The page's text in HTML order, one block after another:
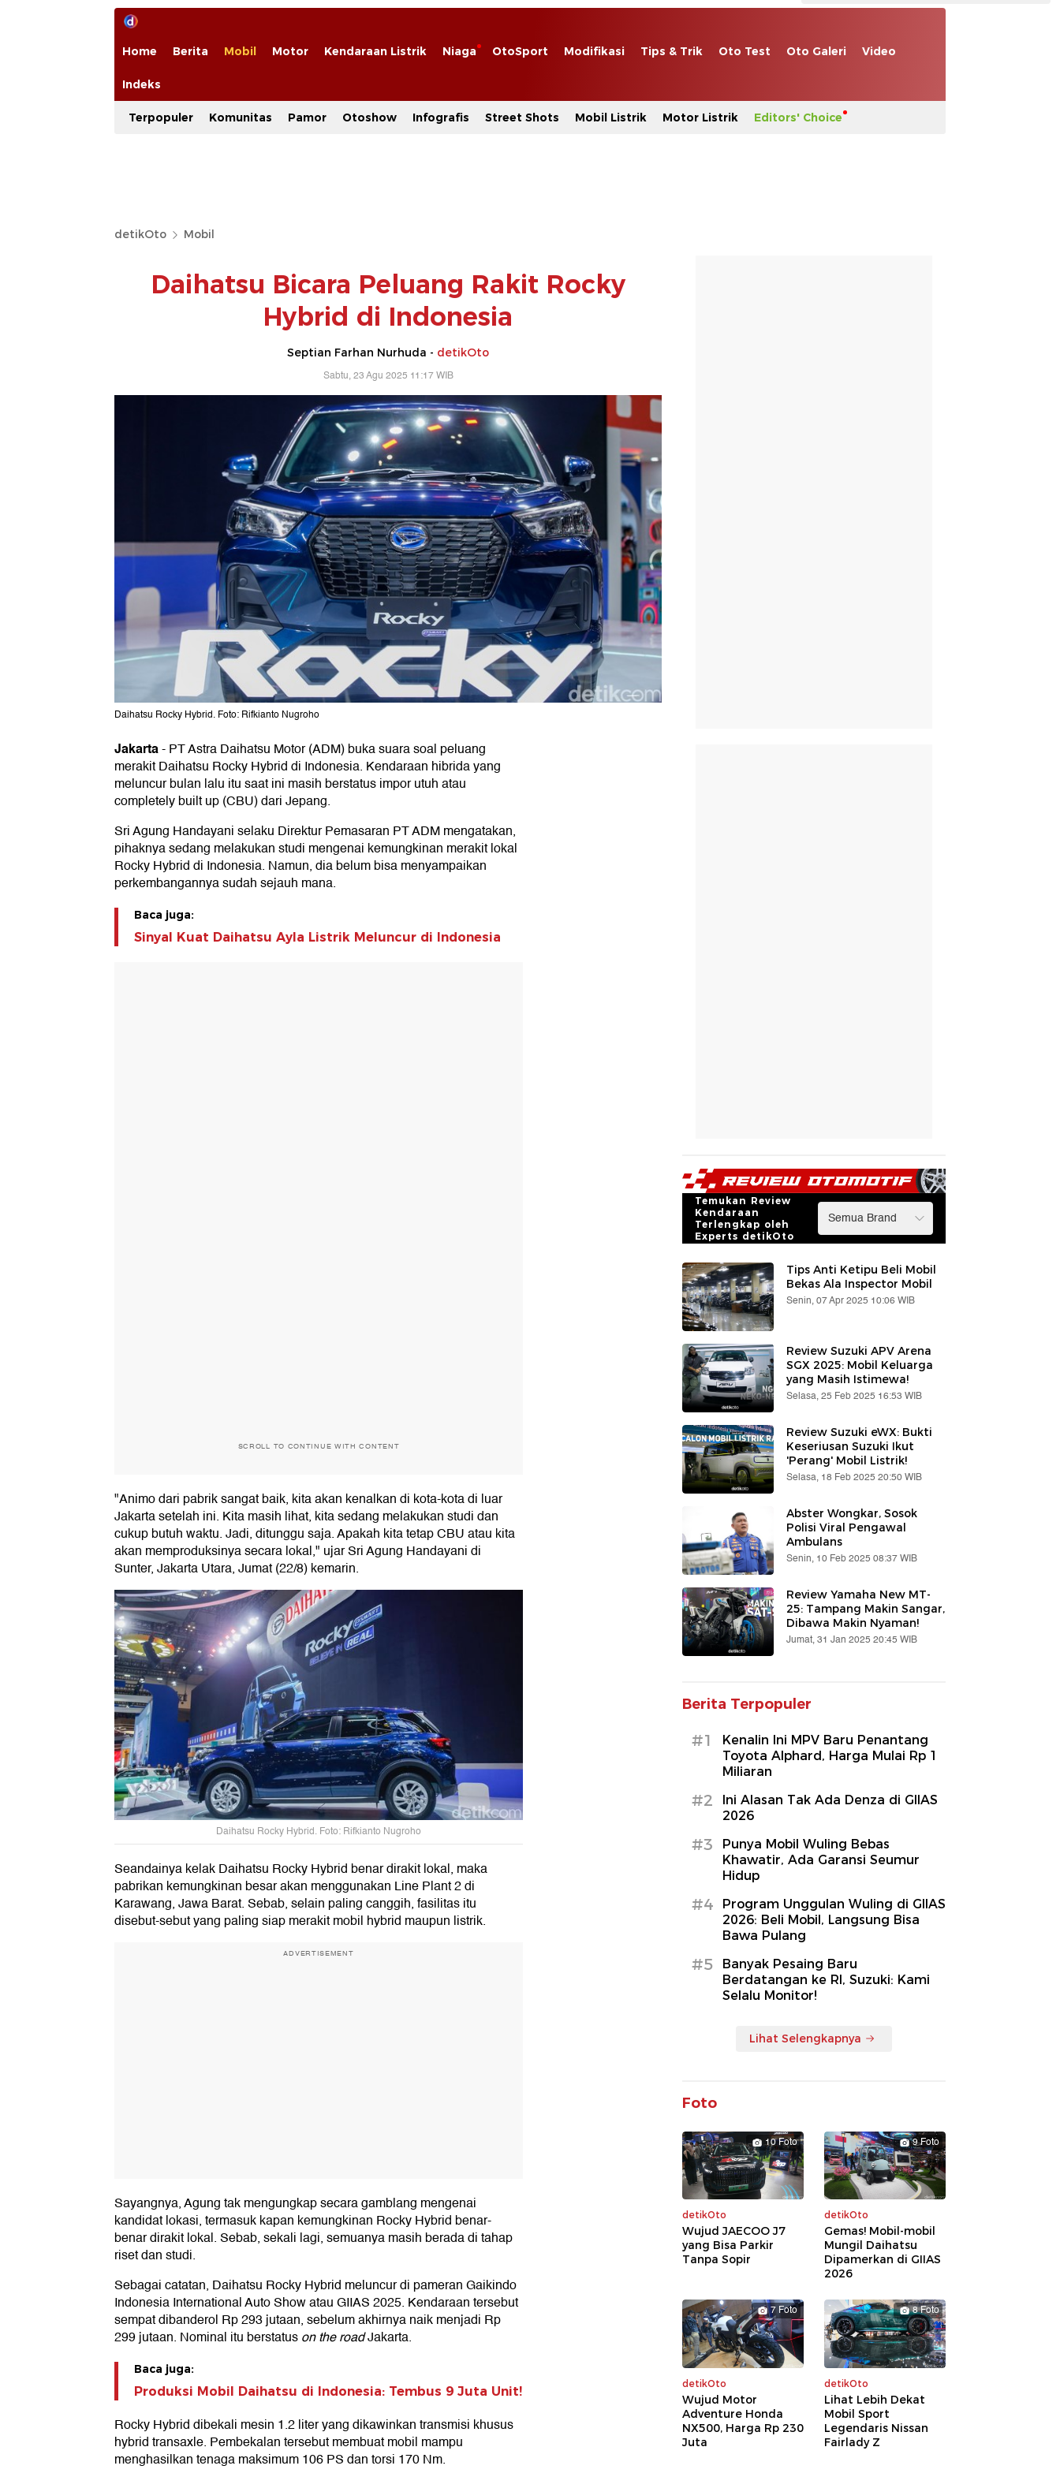
Home Berita Mobil Motor Kendaraan Listrik Niaga OtoSport Modifikasi Tips & Trik Oto Test Oto Galeri Video
Indeks
Terpopuler Komunitas Pamor Otoshow Infografis Street Shots Mobil Listrik Motor Listrik Editors' Choice
detikOto Mobil
Daihatsu Bicara Peluang Rakit Rocky
Hybrid di Indonesia
Septian Farhan Nurhuda - detikOto
Sabtu, 23 Agu 2025 11:17 WIB
Daihatsu Rocky Hybrid. Foto: Rifkianto Nugroho
Jakarta-PT Astra Daihatsu Motor (ADM) buka suara soal peluang
merakit Daihatsu Rocky Hybrid di Indonesia. Kendaraan hibrida yang
meluncur bulan lalu itu saat ini masih berstatus impor utuh atau
completely built up (CBU) dari Jepang.
Sri Agung Handayani selaku Direktur Pemasaran PT ADM mengatakan,
pihaknya sedang melakukan studi mengenai kemungkinan merakit lokal
Rocky Hybrid di Indonesia. Namun, dia belum bisa menyampaikan
perkembangannya sudah sejauh mana.
Baca juga:
Sinyal Kuat Daihatsu Ayla Listrik Meluncur di Indonesia
SCROLL TO CONTINUE WITH CONTENT
"Animo dari pabrik sangat baik, kita akan kenalkan di kota-kota di luar
Jakarta setelah ini. Kita masih lihat, kita sedang melakukan studi dan
cukup butuh waktu. Jadi, ditunggu saja. Apakah kita tetap CBU atau kita
akan memproduksinya secara lokal," ujar Sri Agung Handayani di
Sunter, Jakarta Utara, Jumat (22/8) kemarin.
Daihatsu Rocky Hybrid. Foto: Rifkianto Nugroho
Seandainya kelak Daihatsu Rocky Hybrid benar dirakit lokal, maka
pabrikan kemungkinan besar akan menggunakan Line Plant 2 di
Karawang, Jawa Barat. Sebab, selain paling canggih, fasilitas itu
disebut-sebut yang paling siap merakit mobil hybrid maupun listrik.
ADVERTISEMENT
Sayangnya, Agung tak mengungkap secara gamblang mengenai
kandidat lokasi, termasuk kapan kemungkinan Rocky Hybrid benar-
benar dirakit lokal. Sebab, sekali lagi, semuanya masih berada di tahap
riset dan studi.
Sebagai catatan, Daihatsu Rocky Hybrid meluncur di pameran Gaikindo
Indonesia International Auto Show atau GIIAS 2025. Kendaraan tersebut
sempat dibanderol Rp 293 jutaan, sebelum akhirnya naik menjadi Rp
299 jutaan. Nominal itu berstatuson the roadJakarta.
Baca juga:
Produksi Mobil Daihatsu di Indonesia: Tembus 9 Juta Unit!
Rocky Hybrid dibekali mesin 1.2 liter yang dikawinkan transmisi khusus
hybrid transaxle. Pembekalan tersebut membuat mobil mampu
menghasilkan tenaga maksimum 106 PS dan torsi 170 Nm.
Temukan Review
Kendaraan
Terlengkap oleh
Experts detikOto
Tips Anti Ketipu Beli Mobil
Bekas Ala Inspector Mobil
Senin, 07 Apr 2025 10:06 WIB
Review Suzuki APV Arena
SGX 2025: Mobil Keluarga
yang Masih Istimewa!
Selasa, 25 Feb 2025 16:53 WIB
Review Suzuki eWX: Bukti
Keseriusan Suzuki Ikut
'Perang' Mobil Listrik!
Selasa, 18 Feb 2025 20:50 WIB
Abster Wongkar, Sosok
Polisi Viral Pengawal
Ambulans
Senin, 10 Feb 2025 08:37 WIB
Review Yamaha New MT-
25: Tampang Makin Sangar,
Dibawa Makin Nyaman!
Jumat, 31 Jan 2025 20:45 WIB
Berita Terpopuler
#1
Kenalin Ini MPV Baru Penantang
Toyota Alphard, Harga Mulai Rp 1
Miliaran
#2
Ini Alasan Tak Ada Denza di GIIAS
2026
#3
Punya Mobil Wuling Bebas
Khawatir, Ada Garansi Seumur
Hidup
#4
Program Unggulan Wuling di GIIAS
2026: Beli Mobil, Langsung Bisa
Bawa Pulang
#5
Banyak Pesaing Baru
Berdatangan ke RI, Suzuki: Kami
Selalu Monitor!
Lihat Selengkapnya
Foto
10 Foto
detikOto
Wujud JAECOO J7
yang Bisa Parkir
Tanpa Sopir
9 Foto
detikOto
Gemas! Mobil-mobil
Mungil Daihatsu
Dipamerkan di GIIAS
2026
7 Foto
detikOto
Wujud Motor
Adventure Honda
NX500, Harga Rp 230
Juta
8 Foto
detikOto
Lihat Lebih Dekat
Mobil Sport
Legendaris Nissan
Fairlady Z